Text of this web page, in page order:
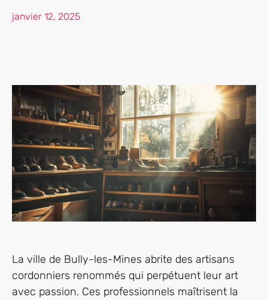
janvier 12, 2025
La ville de Bully-les-Mines abrite des artisans
cordonniers renommés qui perpétuent leur art
avec passion. Ces professionnels maîtrisent la